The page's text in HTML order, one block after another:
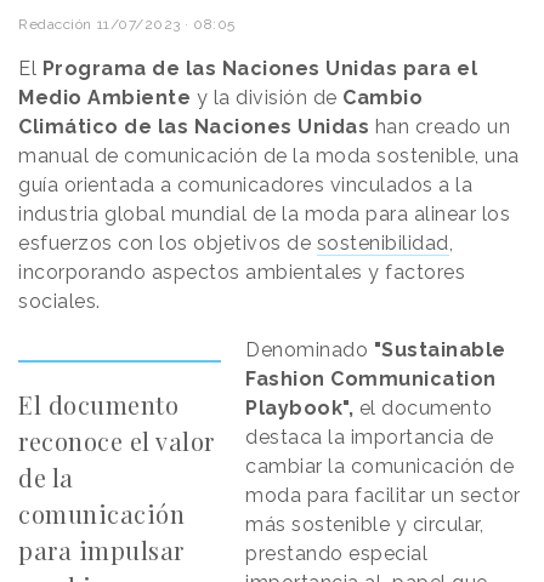
Redacción 11/07/2023 · 08:05
El Programa de las Naciones Unidas para el
Medio Ambiente y la división de Cambio
Climático de las Naciones Unidas han creado un
manual de comunicación de la moda sostenible, una
guía orientada a comunicadores vinculados a la
industria global mundial de la moda para alinear los
esfuerzos con los objetivos de sostenibilidad
incorporando aspectos ambientales y factores
sociales.
El documento
reconoce el valor
de la
comunicación
para impulsar
Denominado "Sustainable
Fashion Communication
Playbook", el documento
destaca la importancia de
cambiar la comunicación de
moda para facilitar un sector
más sostenible y circular,
prestando especial